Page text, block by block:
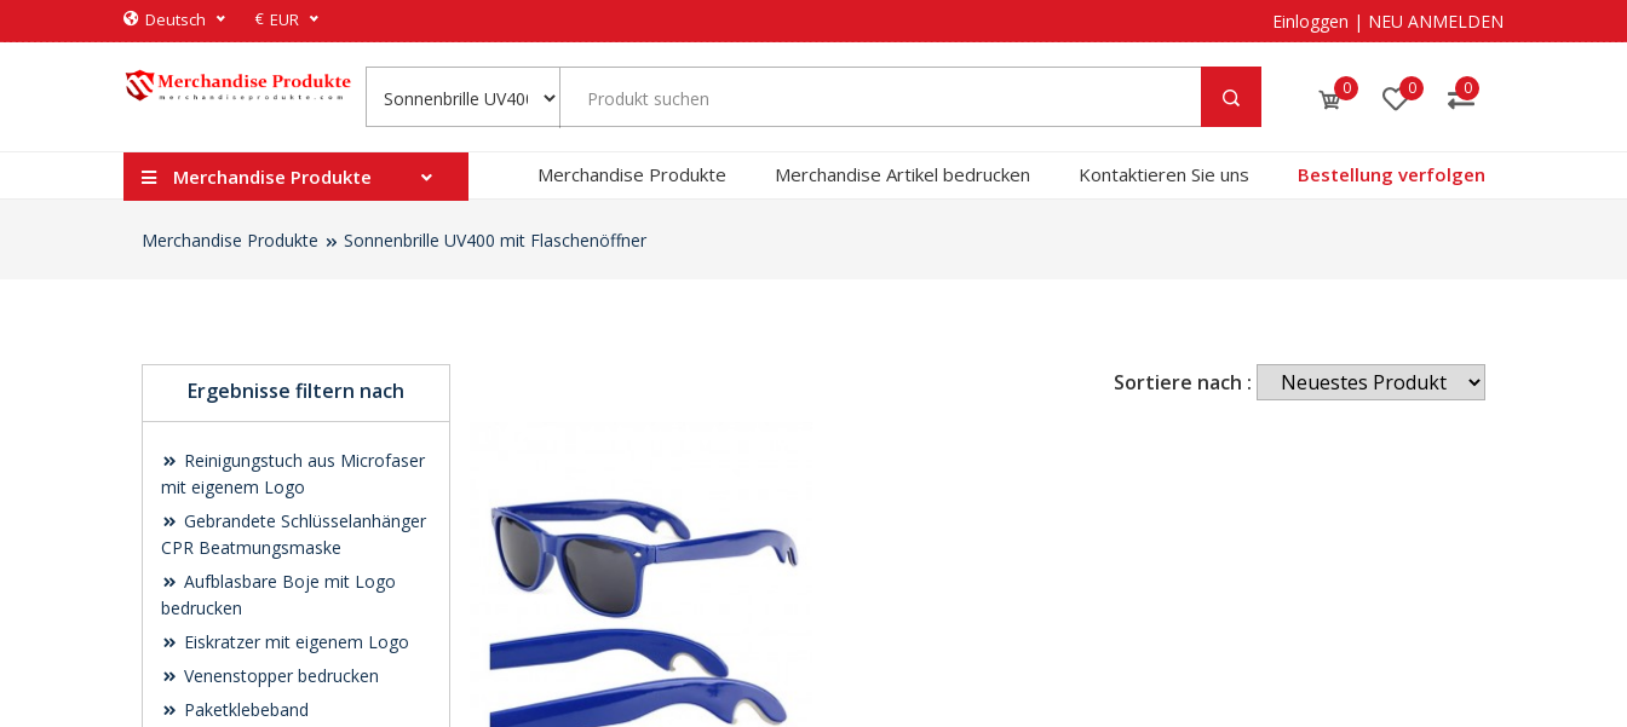
Deutsch € EUR Einloggen | NEU ANMELDEN
0 0 0
Merchandise Produkte Merchandise Produkte Merchandise Artikel bedrucken Kontaktieren Sie uns Bestellung verfolgen
Merchandise Produkte Sonnenbrille UV400 mit Flaschenöffner
Ergebnisse filtern nach
Reinigungstuch aus Microfaser
mit eigenem Logo
Gebrandete Schlüsselanhänger
CPR Beatmungsmaske
Aufblasbare Boje mit Logo
bedrucken
Eiskratzer mit eigenem Logo
Venenstopper bedrucken
Paketklebeband
Sortiere nach :